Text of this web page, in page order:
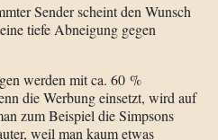
Sender scheint den Wunsch
tiefe Abneigung gegen
werden mit ca. 60 %
die Werbung einsetzt, wird auf
zum Beispiel die Simpsons
weil man kaum etwas